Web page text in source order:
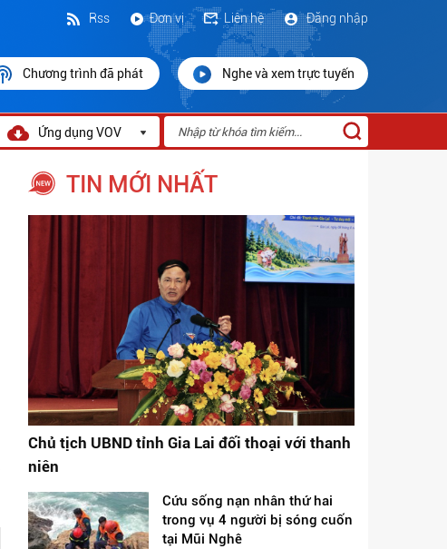
Đăng nhập
Liên hệ
Đơn vị
Rss
Chương trình đã phát Nghe và xem trực tuyến
Ứng dụng VOV
TIN MỚI NHẤT
Chủ tịch UBND tỉnh Gia Lai đối thoại với thanh
niên
Cứu sống nạn nhân thứ hai
trong vụ 4 người bị sóng cuốn
tại Mũi Nghê